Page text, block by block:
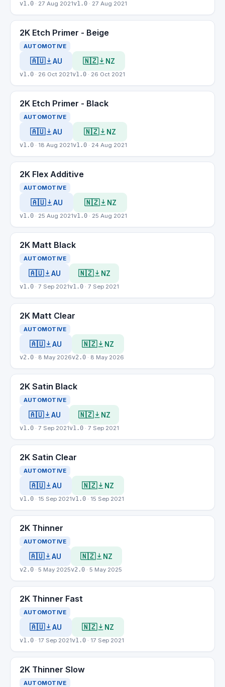
v1.0 · 27 Aug 2021v1.0 · 27 Aug 2021
2K Etch Primer - Beige
AUTOMOTIVE
🇦🇺 AU
v1.0 · 26 Oct 2021
🇳🇿 NZ
v1.0 · 26 Oct 2021
2K Etch Primer - Black
AUTOMOTIVE
🇦🇺 AU
v1.0 · 18 Aug 2021
🇳🇿 NZ
v1.0 · 24 Aug 2021
2K Flex Additive
AUTOMOTIVE
🇦🇺 AU
v1.0 · 25 Aug 2021
🇳🇿 NZ
v1.0 · 25 Aug 2021
2K Matt Black
AUTOMOTIVE
🇦🇺 AU
v1.0 · 7 Sep 2021
🇳🇿 NZ
v1.0 · 7 Sep 2021
2K Matt Clear
AUTOMOTIVE
🇦🇺 AU
v2.0 · 8 May 2026
🇳🇿 NZ
v2.0 · 8 May 2026
2K Satin Black
AUTOMOTIVE
🇦🇺 AU
v1.0 · 7 Sep 2021
🇳🇿 NZ
v1.0 · 7 Sep 2021
2K Satin Clear
AUTOMOTIVE
🇦🇺 AU
v1.0 · 15 Sep 2021
🇳🇿 NZ
v1.0 · 15 Sep 2021
2K Thinner
AUTOMOTIVE
🇦🇺 AU
v2.0 · 5 May 2025
🇳🇿 NZ
v2.0 · 5 May 2025
2K Thinner Fast
AUTOMOTIVE
🇦🇺 AU
v1.0 · 17 Sep 2021
🇳🇿 NZ
v1.0 · 17 Sep 2021
2K Thinner Slow
AUTOMOTIVE